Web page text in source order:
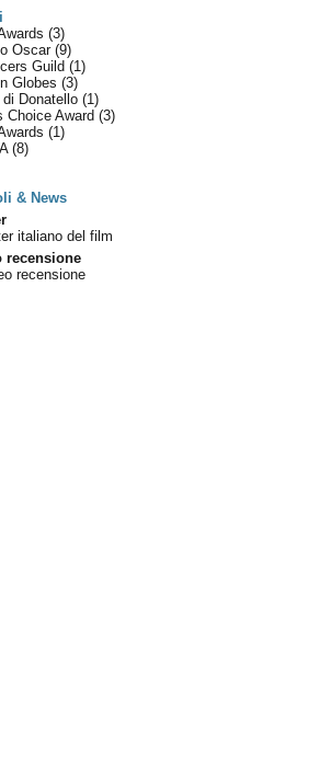
(3)
Oscar(9)
Guild(1)
Globes(3)
di Donatello(1)
Choice Award(3)
(1)
(8)
& News
italiano del film
recensione
recensione